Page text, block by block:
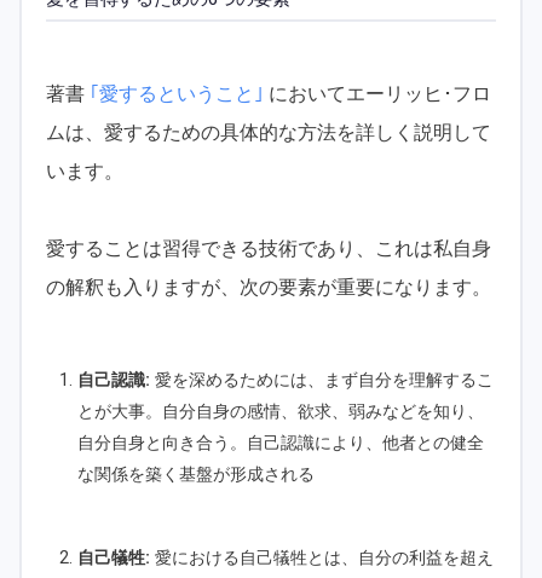
著書 ｢愛するということ｣ においてエーリッヒ･フロ
ムは、愛するための具体的な方法を詳しく説明して
います。
愛することは習得できる技術であり、これは私自身
の解釈も入りますが、次の要素が重要になります。
自己認識: 愛を深めるためには、まず自分を理解するこ
とが大事。自分自身の感情、欲求、弱みなどを知り、
自分自身と向き合う。自己認識により、他者との健全
な関係を築く基盤が形成される
自己犠牲: 愛における自己犠牲とは、自分の利益を超え